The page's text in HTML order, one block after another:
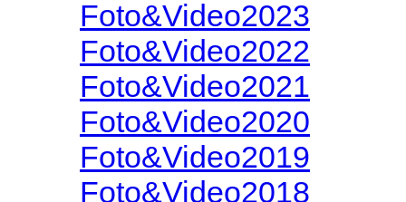
Foto&Video2023
Foto&Video2022
Foto&Video2021
Foto&Video2020
Foto&Video2019
Foto&Video2018